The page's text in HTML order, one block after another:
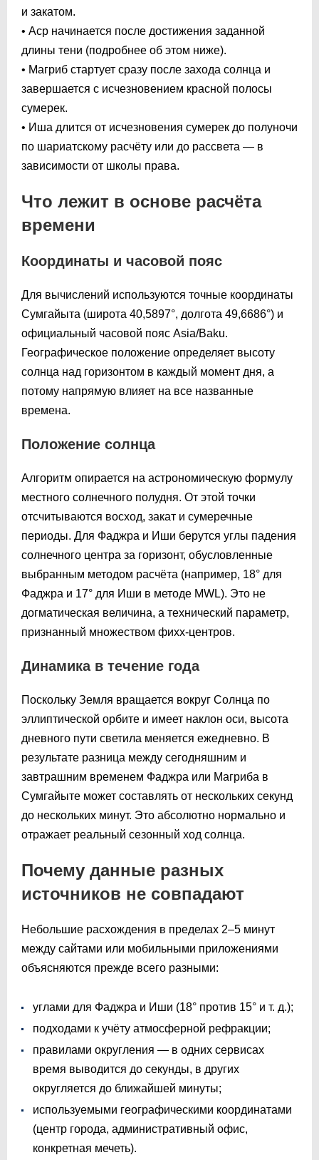
и закатом.
• Аср начинается после достижения заданной
длины тени (подробнее об этом ниже).
• Магриб стартует сразу после захода солнца и
завершается с исчезновением красной полосы
сумерек.
• Иша длится от исчезновения сумерек до полуночи
по шариатскому расчёту или до рассвета — в
зависимости от школы права.
Что лежит в основе расчёта
времени
Координаты и часовой пояс
Для вычислений используются точные координаты
Сумгайыта (широта 40,5897°, долгота 49,6686°) и
официальный часовой пояс Asia/Baku.
Географическое положение определяет высоту
солнца над горизонтом в каждый момент дня, а
потому напрямую влияет на все названные
времена.
Положение солнца
Алгоритм опирается на астрономическую формулу
местного солнечного полудня. От этой точки
отсчитываются восход, закат и сумеречные
периоды. Для Фаджра и Иши берутся углы падения
солнечного центра за горизонт, обусловленные
выбранным методом расчёта (например, 18° для
Фаджра и 17° для Иши в методе MWL). Это не
догматическая величина, а технический параметр,
признанный множеством фихх-центров.
Динамика в течение года
Поскольку Земля вращается вокруг Солнца по
эллиптической орбите и имеет наклон оси, высота
дневного пути светила меняется ежедневно. В
результате разница между сегодняшним и
завтрашним временем Фаджра или Магриба в
Сумгайыте может составлять от нескольких секунд
до нескольких минут. Это абсолютно нормально и
отражает реальный сезонный ход солнца.
Почему данные разных
источников не совпадают
Небольшие расхождения в пределах 2–5 минут
между сайтами или мобильными приложениями
объясняются прежде всего разными:
углами для Фаджра и Иши (18° против 15° и т. д.);
подходами к учёту атмосферной рефракции;
правилами округления — в одних сервисах
время выводится до секунды, в других
округляется до ближайшей минуты;
используемыми географическими координатами
(центр города, административный офис,
конкретная мечеть).